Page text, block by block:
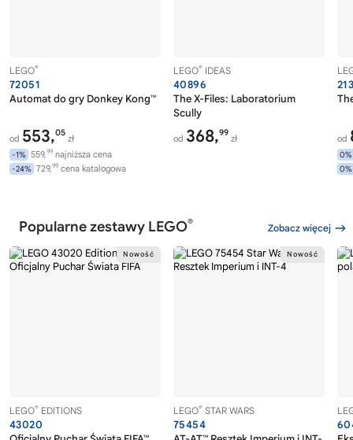
LEGO®
72051
Automat do gry Donkey Kong™
od 553,05
zł
-1% 559,99 najniższa cena
-24% 729,99 cena katalogowa
LEGO® IDEAS
40896
The X-Files: Laboratorium
Scully
od 368,99
zł od
0%
0%
Popularne zestawy LEGO® Zobacz więcej
LEGO® EDITIONS
43020
LEGO® STAR WARS
75454